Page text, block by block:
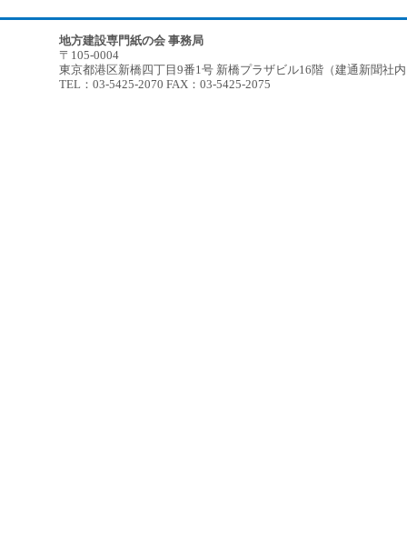
地方建設専門紙の会 事務局
〒105-0004
東京都港区新橋四丁目9番1号 新橋プラザビル16階（建通新聞社
TEL：03-5425-2070 FAX：03-5425-2075